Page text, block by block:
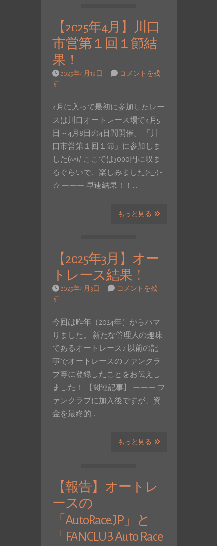
【2025年4月】川口
市営第１回１節結
果！
2025年4月19日
コメントを残
す
4月に入って最初に参加したレー
スは川口オートレース場で4月5
日～4月8日の4日間開催。 「川
口市営第１回１節」に参加しま
した(^^)/ ここでは3000円に収ま
るぐらいで、楽しみました(^_-)-
☆ ーーー 早速結果！！…
もっと見る
【2025年3月】オー
トレース結果！
2025年4月3日
コメントを残
す
今回は昨年（2024年）からハマ
りました。 新たな管理人の趣味
であるオートレース♪ 以前の記
事でオートレースのファンクラ
ブ等に登録したことをお伝えし
ました！ 【関連記事】 ーーー フ
ァンクラブに加入後ですが、資
金を最終的…
もっと見る
【報告】オートレ
ースの
「AutoRace.JP」と
「FANCLUB Auto Race